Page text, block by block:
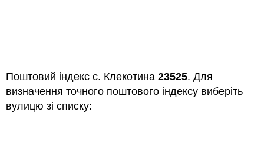
Поштовий індекс с. Клекотина 23525. Для
визначення точного поштового індексу виберіть
вулицю зі списку: